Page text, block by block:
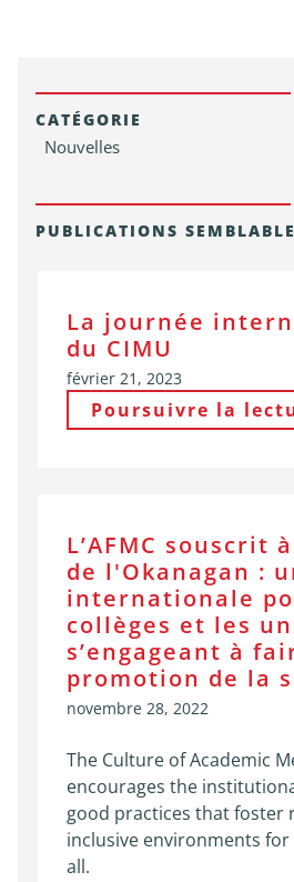
CATÉGORIE
Nouvelles
PUBLICATIONS
La journée
du CIMU
février 21, 2023
Poursuivre la
L’AFMC souscrit
de l'Okanagan :
internationale
collèges et les
s’engageant à
promotion de la
novembre 28, 2022
The Culture of Academic
encourages the
good practices that foster
inclusive environments
all.